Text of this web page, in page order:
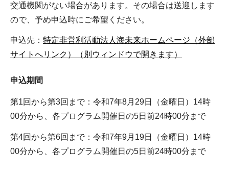
交通機関がない場合があります。その場合は送迎します
ので、予め申込時にご希望ください。
申込先： 特定非営利活動法人海未来ホームページ（外部
サイトへリンク）（別ウィンドウで開きます）
申込期間
第1回から第3回まで：令和7年8月29日（金曜日）14時
00分から、各プログラム開催日の5日前24時00分まで
第4回から第6回まで：令和7年9月19日（金曜日）14時
00分から、各プログラム開催日の5日前24時00分まで